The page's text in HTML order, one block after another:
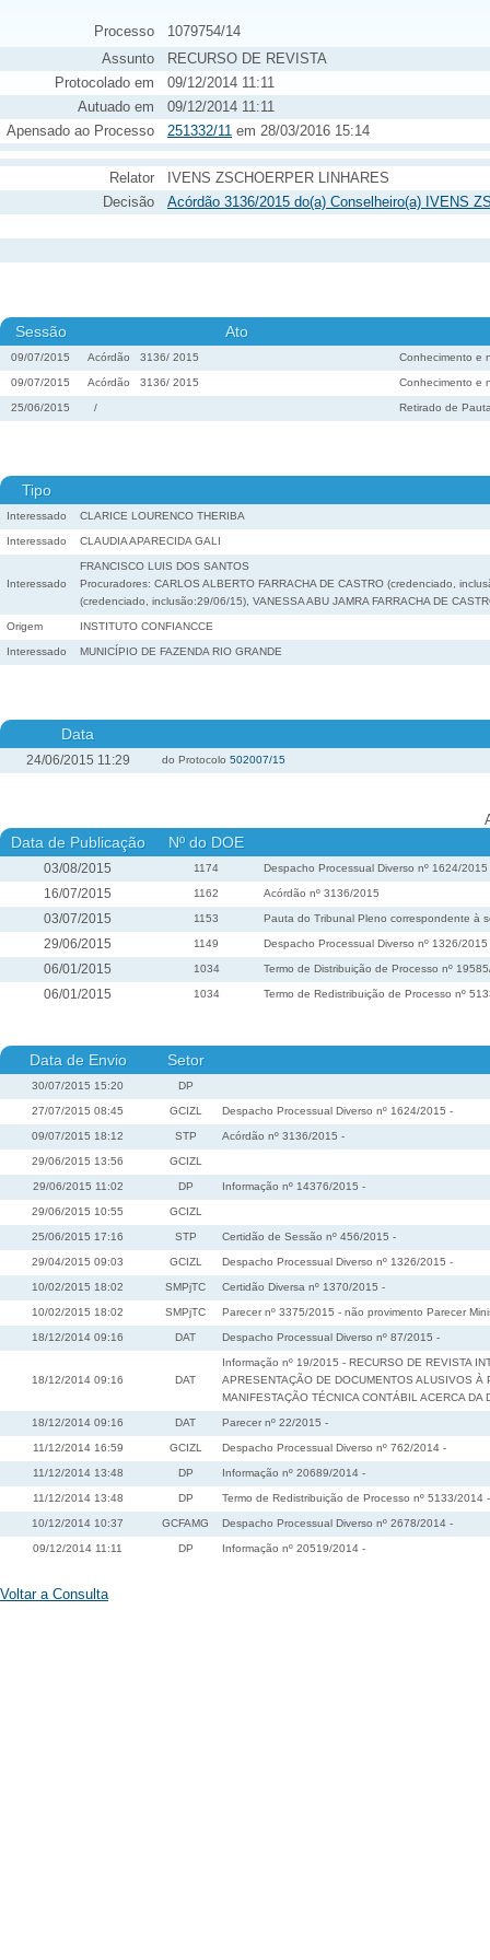
Processo
1079754/14
Assunto
RECURSO DE REVISTA
Protocolado em
09/12/2014 11:11
Autuado em
09/12/2014 11:11
Apensado ao Processo
251332/11 em 28/03/2016 15:14
Relator
IVENS ZSCHOERPER LINHARES
Decisão
Acórdão 3136/2015 do(a) Conselheiro(a) IVENS
Sessão Ato
09/07/2015 Acórdão 3136/ 2015 Conhecimento e
09/07/2015 Acórdão 3136/ 2015 Conhecimento e
25/06/2015 / Retirado de
Tipo
Interessado CLARICE LOURENCO THERIBA
Interessado CLAUDIA APARECIDA GALI
Interessado
FRANCISCO LUIS DOS SANTOS
Procuradores: CARLOS ALBERTO FARRACHA DE CASTRO (credenciado,
(credenciado, inclusão:29/06/15), VANESSA ABU JAMRA FARRACHA DE
Origem INSTITUTO CONFIANCCE
Interessado MUNICÍPIO DE FAZENDA RIO GRANDE
Data
24/06/2015 11:29 do Protocolo 502007/15
Data de Publicação Nº do DOE
03/08/2015 1174 Despacho Processual Diverso nº 1624/2015
16/07/2015 1162 Acórdão nº 3136/2015
03/07/2015 1153 Pauta do Tribunal Pleno correspondente à
29/06/2015 1149 Despacho Processual Diverso nº 1326/2015
06/01/2015 1034 Termo de Distribuição de Processo nº
06/01/2015 1034 Termo de Redistribuição de Processo nº
Data de Envio Setor
30/07/2015 15:20 DP
27/07/2015 08:45 GCIZL Despacho Processual Diverso nº 1624/2015 -
09/07/2015 18:12 STP Acórdão nº 3136/2015 -
29/06/2015 13:56 GCIZL
29/06/2015 11:02 DP Informação nº 14376/2015 -
29/06/2015 10:55 GCIZL
25/06/2015 17:16 STP Certidão de Sessão nº 456/2015 -
29/04/2015 09:03 GCIZL Despacho Processual Diverso nº 1326/2015 -
10/02/2015 18:02 SMPjTC Certidão Diversa nº 1370/2015 -
10/02/2015 18:02 SMPjTC Parecer nº 3375/2015 - não provimento Parecer
18/12/2014 09:16 DAT Despacho Processual Diverso nº 87/2015 -
18/12/2014 09:16 DAT
Informação nº 19/2015 - RECURSO DE REVISTA
APRESENTAÇÃO DE DOCUMENTOS ALUSIVOS
MANIFESTAÇÃO TÉCNICA CONTÁBIL ACERCA DA
18/12/2014 09:16 DAT Parecer nº 22/2015 -
11/12/2014 16:59 GCIZL Despacho Processual Diverso nº 762/2014 -
11/12/2014 13:48 DP Informação nº 20689/2014 -
11/12/2014 13:48 DP Termo de Redistribuição de Processo nº 5133/2014 -
10/12/2014 10:37 GCFAMG Despacho Processual Diverso nº 2678/2014 -
09/12/2014 11:11 DP Informação nº 20519/2014 -
Voltar a Consulta